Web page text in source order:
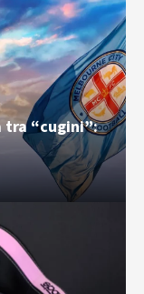
tra “cugini”: